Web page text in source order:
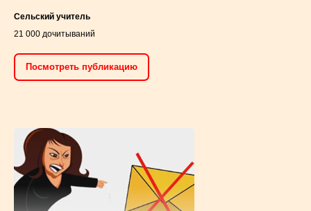
Сельский учитель
21 000 дочитываний
Посмотреть публикацию